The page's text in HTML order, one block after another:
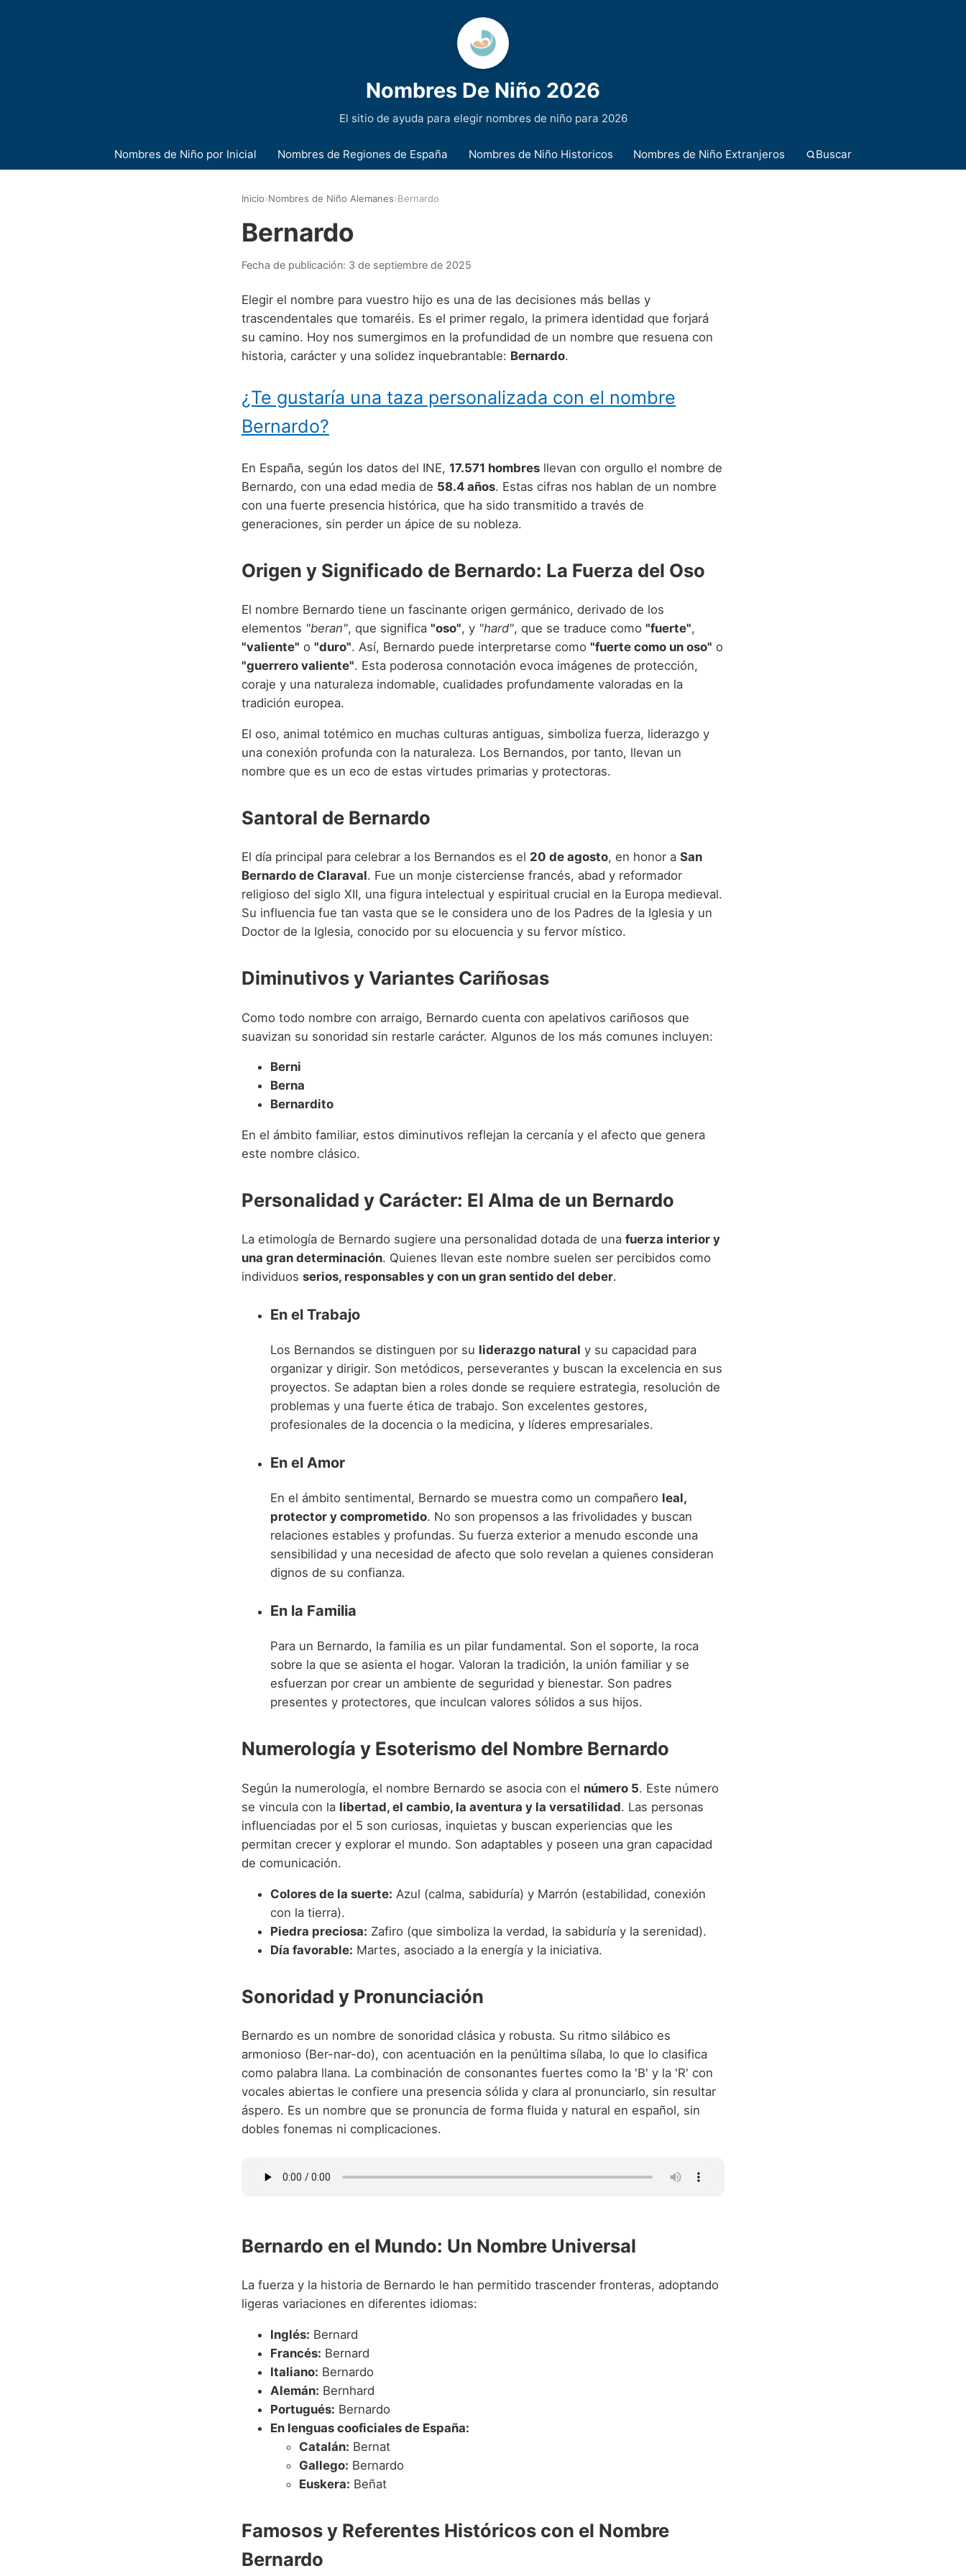
Nombres De Niño 2026
El sitio de ayuda para elegir nombres de niño para 2026
Nombres de Niño por Inicial Nombres de Regiones de España Nombres de Niño Historicos Nombres de Niño Extranjeros Buscar
Inicio›Nombres de Niño Alemanes›Bernardo
Bernardo
Fecha de publicación: 3 de septiembre de 2025
Elegir el nombre para vuestro hijo es una de las decisiones más bellas y
trascendentales que tomaréis. Es el primer regalo, la primera identidad que forjará
su camino. Hoy nos sumergimos en la profundidad de un nombre que resuena con
historia, carácter y una solidez inquebrantable: Bernardo.
¿Te gustaría una taza personalizada con el nombre
Bernardo?
En España, según los datos del INE, 17.571 hombres llevan con orgullo el nombre de
Bernardo, con una edad media de 58.4 años. Estas cifras nos hablan de un nombre
con una fuerte presencia histórica, que ha sido transmitido a través de
generaciones, sin perder un ápice de su nobleza.
Origen y Significado de Bernardo: La Fuerza del Oso
El nombre Bernardo tiene un fascinante origen germánico, derivado de los
elementos "beran", que significa "oso", y "hard", que se traduce como "fuerte",
"valiente" o "duro". Así, Bernardo puede interpretarse como "fuerte como un oso" o
"guerrero valiente". Esta poderosa connotación evoca imágenes de protección,
coraje y una naturaleza indomable, cualidades profundamente valoradas en la
tradición europea.
El oso, animal totémico en muchas culturas antiguas, simboliza fuerza, liderazgo y
una conexión profunda con la naturaleza. Los Bernandos, por tanto, llevan un
nombre que es un eco de estas virtudes primarias y protectoras.
Santoral de Bernardo
El día principal para celebrar a los Bernandos es el 20 de agosto, en honor a San
Bernardo de Claraval. Fue un monje cisterciense francés, abad y reformador
religioso del siglo XII, una figura intelectual y espiritual crucial en la Europa medieval.
Su influencia fue tan vasta que se le considera uno de los Padres de la Iglesia y un
Doctor de la Iglesia, conocido por su elocuencia y su fervor místico.
Diminutivos y Variantes Cariñosas
Como todo nombre con arraigo, Bernardo cuenta con apelativos cariñosos que
suavizan su sonoridad sin restarle carácter. Algunos de los más comunes incluyen:
Berni
Berna
Bernardito
En el ámbito familiar, estos diminutivos reflejan la cercanía y el afecto que genera
este nombre clásico.
Personalidad y Carácter: El Alma de un Bernardo
La etimología de Bernardo sugiere una personalidad dotada de una fuerza interior y
una gran determinación. Quienes llevan este nombre suelen ser percibidos como
individuos serios, responsables y con un gran sentido del deber.
En el Trabajo
Los Bernandos se distinguen por su liderazgo natural y su capacidad para
organizar y dirigir. Son metódicos, perseverantes y buscan la excelencia en sus
proyectos. Se adaptan bien a roles donde se requiere estrategia, resolución de
problemas y una fuerte ética de trabajo. Son excelentes gestores,
profesionales de la docencia o la medicina, y líderes empresariales.
En el Amor
En el ámbito sentimental, Bernardo se muestra como un compañero leal,
protector y comprometido. No son propensos a las frivolidades y buscan
relaciones estables y profundas. Su fuerza exterior a menudo esconde una
sensibilidad y una necesidad de afecto que solo revelan a quienes consideran
dignos de su confianza.
En la Familia
Para un Bernardo, la familia es un pilar fundamental. Son el soporte, la roca
sobre la que se asienta el hogar. Valoran la tradición, la unión familiar y se
esfuerzan por crear un ambiente de seguridad y bienestar. Son padres
presentes y protectores, que inculcan valores sólidos a sus hijos.
Numerología y Esoterismo del Nombre Bernardo
Según la numerología, el nombre Bernardo se asocia con el número 5. Este número
se vincula con la libertad, el cambio, la aventura y la versatilidad. Las personas
influenciadas por el 5 son curiosas, inquietas y buscan experiencias que les
permitan crecer y explorar el mundo. Son adaptables y poseen una gran capacidad
de comunicación.
Colores de la suerte: Azul (calma, sabiduría) y Marrón (estabilidad, conexión
con la tierra).
Piedra preciosa: Zafiro (que simboliza la verdad, la sabiduría y la serenidad).
Día favorable: Martes, asociado a la energía y la iniciativa.
Sonoridad y Pronunciación
Bernardo es un nombre de sonoridad clásica y robusta. Su ritmo silábico es
armonioso (Ber-nar-do), con acentuación en la penúltima sílaba, lo que lo clasifica
como palabra llana. La combinación de consonantes fuertes como la 'B' y la 'R' con
vocales abiertas le confiere una presencia sólida y clara al pronunciarlo, sin resultar
áspero. Es un nombre que se pronuncia de forma fluida y natural en español, sin
dobles fonemas ni complicaciones.
Bernardo en el Mundo: Un Nombre Universal
La fuerza y la historia de Bernardo le han permitido trascender fronteras, adoptando
ligeras variaciones en diferentes idiomas:
Inglés: Bernard
Francés: Bernard
Italiano: Bernardo
Alemán: Bernhard
Portugués: Bernardo
En lenguas cooficiales de España:
Catalán: Bernat
Gallego: Bernardo
Euskera: Beñat
Famosos y Referentes Históricos con el Nombre
Bernardo